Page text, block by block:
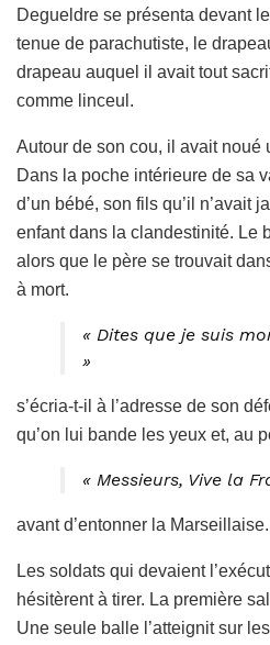
Degueldre se présenta devant
tenue de parachutiste, le
drapeau auquel il avait tout
comme linceul.
Autour de son cou, il avait noué
Dans la poche intérieure de sa
d’un bébé, son fils qu’il n’avait
enfant dans la clandestinité. Le
alors que le père se trouvait
à mort.
« Dites que je suis
»
s’écria-t-il à l’adresse de son
qu’on lui bande les yeux et, au
« Messieurs, Vive la
avant d’entonner la Marseillaise.
Les soldats qui devaient
hésitèrent à tirer. La première
Une seule balle l’atteignit sur